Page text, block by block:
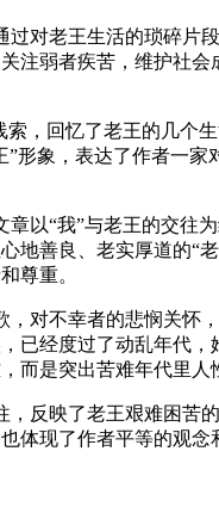
过对老王生活的琐碎片
注弱者疾苦，维护社
索，回忆了老王的几个
”形象，表达了作者一家
以“我”与老王的交往
地善良、老实厚道的“
尊重。
，对不幸者的悲悯关怀
已经度过了动乱年代
而是突出苦难年代里人
，反映了老王艰难困苦
体现了作者平等的观念